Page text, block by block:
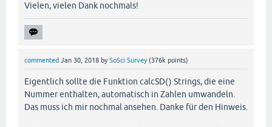
Vielen, vielen Dank nochmals!
commented Jan 30, 2018 bySoSci Survey (376k points)
Eigentlich sollte die Funktion calcSD() Strings, die eine
Nummer enthalten, automatisch in Zahlen umwandeln.
Das muss ich mir nochmal ansehen. Danke für den Hinweis.